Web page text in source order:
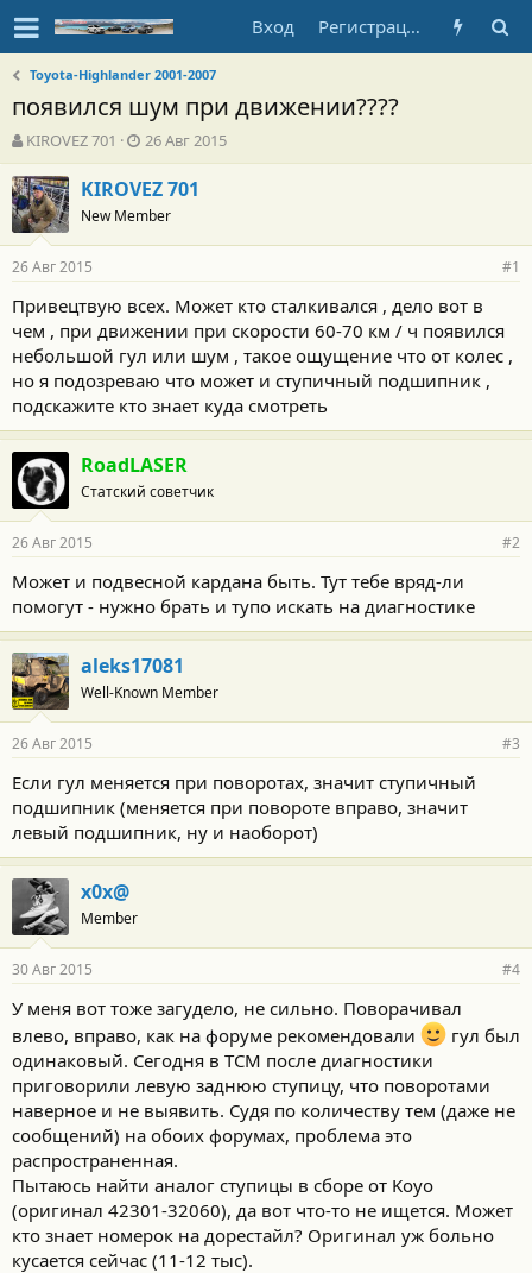
Вход Регистрация
Toyota-Highlander 2001-2007
появился шум при движении????
А
в
т
о
р
т
е
м
ы
KIROVEZ 701
Д
а
т
а
н
а
а
л
а
26 Авг 2015
KIROVEZ 701
New Member
26 Авг 2015 #1
Привецтвую всех. Может кто сталкивался , дело вот в
чем , при движении при скорости 60-70 км / ч появился
небольшой гул или шум , такое ощущение что от колес ,
но я подозреваю что может и ступичный подшипник ,
подскажите кто знает куда смотреть
RoadLASER
Статский советчик
26 Авг 2015 #2
Может и подвесной кардана быть. Тут тебе вряд-ли
помогут - нужно брать и тупо искать на диагностике
aleks17081
Well-Known Member
26 Авг 2015 #3
Если гул меняется при поворотах, значит ступичный
подшипник (меняется при повороте вправо, значит
левый подшипник, ну и наоборот)
x0x@
Member
30 Авг 2015 #4
У меня вот тоже загудело, не сильно. Поворачивал
влево, вправо, как на форуме рекомендовали
гул был
одинаковый. Сегодня в ТСМ после диагностики
приговорили левую заднюю ступицу, что поворотами
наверное и не выявить. Судя по количеству тем (даже не
сообщений) на обоих форумах, проблема это
распространенная.
Пытаюсь найти аналог ступицы в сборе от Koyo
(оригинал 42301-32060), да вот что-то не ищется. Может
кто знает номерок на дорестайл? Оригинал уж больно
кусается сейчас (11-12 тыс).